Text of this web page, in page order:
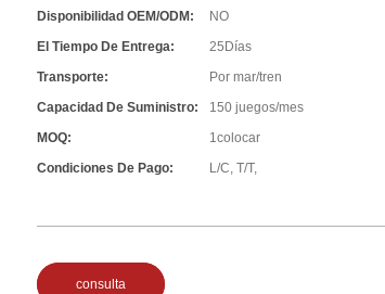
Disponibilidad OEM/ODM:
NO
El Tiempo De Entrega:
25Días
Transporte:
Por mar/tren
Capacidad De Suministro:
150 juegos/mes
MOQ:
1colocar
Condiciones De Pago:
L/C, T/T,
consulta